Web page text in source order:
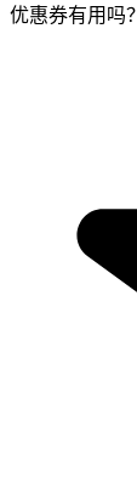
优惠券有用吗？